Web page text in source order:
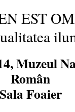
EST
Muzeul
Român
Sala Foaier